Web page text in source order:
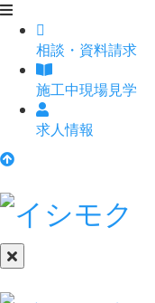
相談 ・ 資料請求
施工中現場見学
求人情報